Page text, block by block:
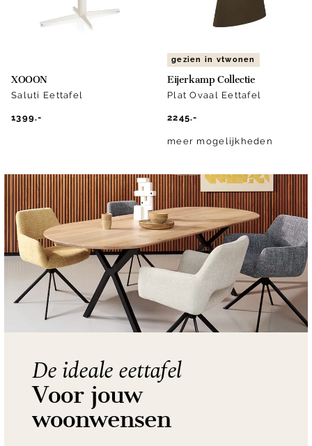
XOOON
Saluti Eettafel
1399.-
gezien in vtwonen
Eijerkamp Collectie
Plat Ovaal Eettafel
2245.-
meer mogelijkheden
De ideale eettafel
Voor jouw
woonwensen